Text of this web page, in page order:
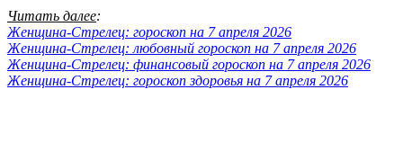
Читать далее:
Женщина-Стрелец: гороскоп на 7 апреля 2026
Женщина-Стрелец: любовный гороскоп на 7 апреля 2026
Женщина-Стрелец: финансовый гороскоп на 7 апреля 2026
Женщина-Стрелец: гороскоп здоровья на 7 апреля 2026